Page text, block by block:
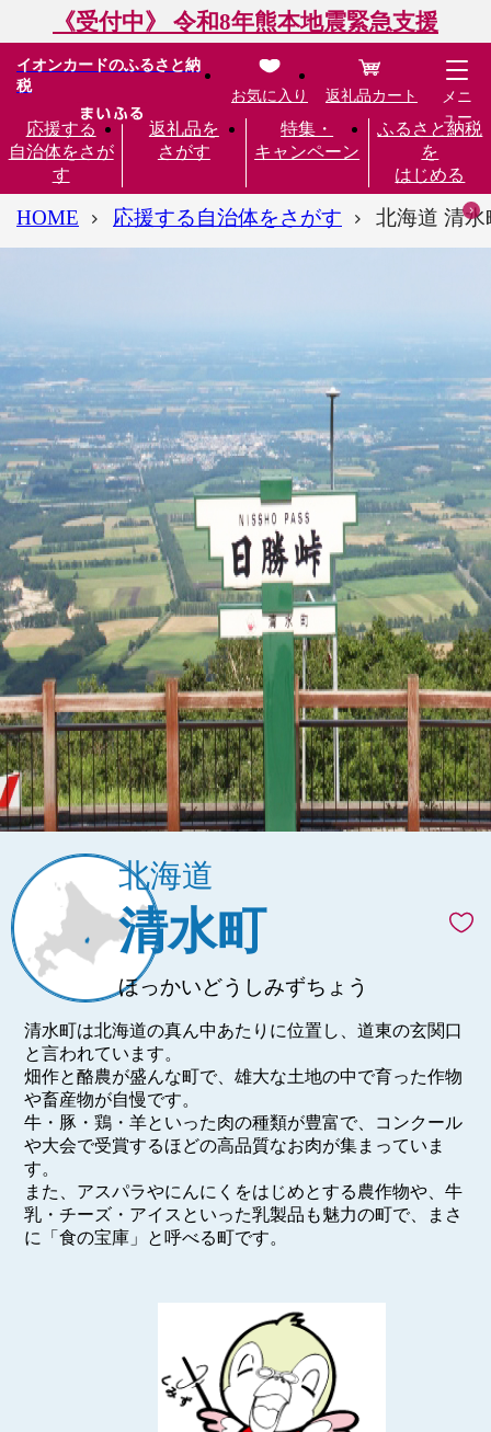
《受付中》 令和8年熊本地震緊急支援
イオンカードのふるさと納
税
応援する
自治体をさが
す
返礼品を
さがす
特集・
キャンペーン
ふるさと納税
を
はじめる
お気に入り 返礼品カート
メニ
ュー
HOME 応援する自治体をさがす 北海道 清水
北海道
清水町
ほっかいどうしみずちょう
清水町は北海道の真ん中あたりに位置し、道東の玄関口
と言われています。
畑作と酪農が盛んな町で、雄大な土地の中で育った作物
や畜産物が自慢です。
牛・豚・鶏・羊といった肉の種類が豊富で、コンクール
や大会で受賞するほどの高品質なお肉が集まっていま
す。
また、アスパラやにんにくをはじめとする農作物や、牛
乳・チーズ・アイスといった乳製品も魅力の町で、まさ
に「食の宝庫」と呼べる町です。